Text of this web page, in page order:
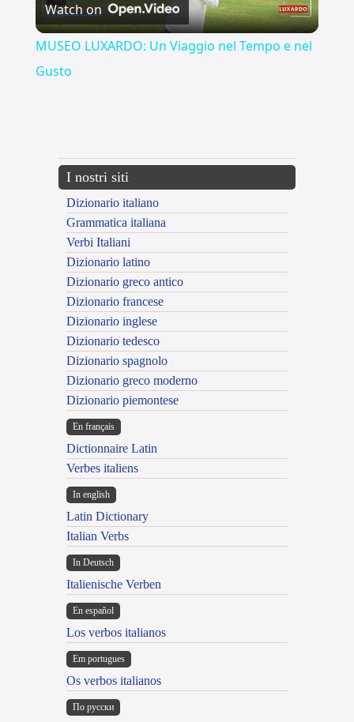
Video
Watch on
MUSEO LUXARDO: Un Viaggio nel Tempo e nel
Gusto
I nostri siti
Dizionario italiano
Grammatica italiana
Verbi Italiani
Dizionario latino
Dizionario greco antico
Dizionario francese
Dizionario inglese
Dizionario tedesco
Dizionario spagnolo
Dizionario greco moderno
Dizionario piemontese
En français
Dictionnaire Latin
Verbes italiens
In english
Latin Dictionary
Italian Verbs
In Deutsch
Italienische Verben
En español
Los verbos italianos
Em portugues
Os verbos italianos
По русски